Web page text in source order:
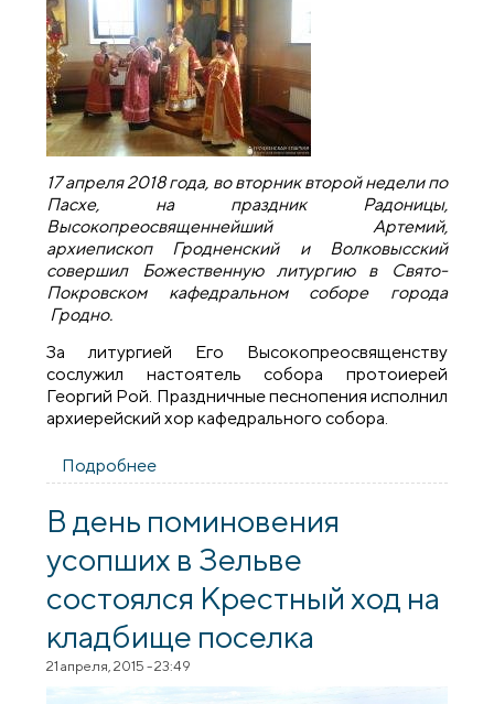
17 апреля 2018 года, во вторник второй недели по
Пасхе, на праздник Радоницы,
Высокопреосвященнейший Артемий,
архиепископ Гродненский и Волковысский
совершил Божественную литургию в Свято-
Покровском кафедральном соборе города
Гродно.
За литургией Его Высокопреосвященству
сослужил настоятель собора протоиерей
Георгий Рой. Праздничные песнопения исполнил
архиерейский хор кафедрального собора.
Подробнее
Артемий совершил литургию в
В день поминовения
усопших в Зельве
состоялся Крестный ход на
кладбище поселка
21 апреля, 2015 - 23:49